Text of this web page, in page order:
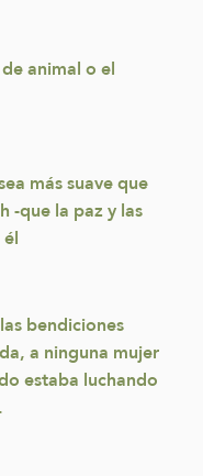
animal o el
más suave que
-que la paz y las
bendiciones
a ninguna mujer
estaba luchando